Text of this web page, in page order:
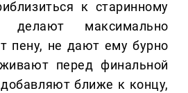
к старинному
делают максимально
пену, не дают ему бурно
перед финальной
ближе к концу,